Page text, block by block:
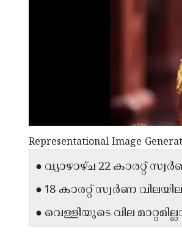
Representational Image
● വ്യാഴാഴ്ച 22 കാരറ്റ്
● 18 കാരറ്റ് സ്വർണ
● വെള്ളിയുടെ വില